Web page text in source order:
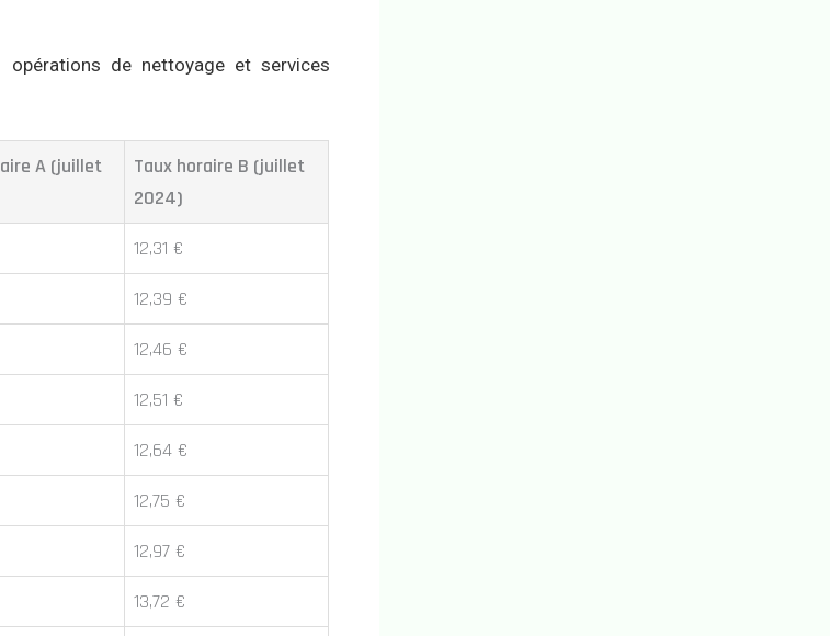
de nettoyage et services
A (juillet
Taux horaire B (juillet
2024)
12,31 €
12,39 €
12,46 €
12,51 €
12,64 €
12,75 €
12,97 €
13,72 €